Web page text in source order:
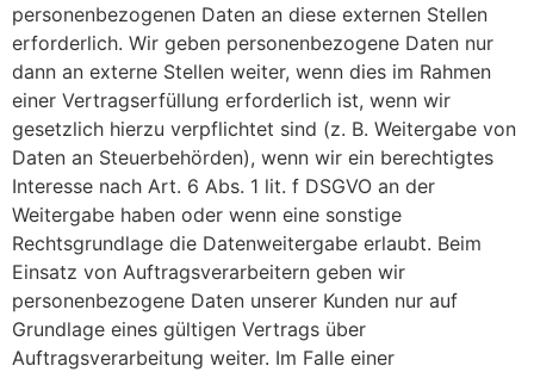
personenbezogenen Daten an diese externen Stellen
erforderlich. Wir geben personenbezogene Daten nur
dann an externe Stellen weiter, wenn dies im Rahmen
einer Vertragserfüllung erforderlich ist, wenn wir
gesetzlich hierzu verpflichtet sind (z. B. Weitergabe von
Daten an Steuerbehörden), wenn wir ein berechtigtes
Interesse nach Art. 6 Abs. 1 lit. f DSGVO an der
Weitergabe haben oder wenn eine sonstige
Rechtsgrundlage die Datenweitergabe erlaubt. Beim
Einsatz von Auftragsverarbeitern geben wir
personenbezogene Daten unserer Kunden nur auf
Grundlage eines gültigen Vertrags über
Auftragsverarbeitung weiter. Im Falle einer